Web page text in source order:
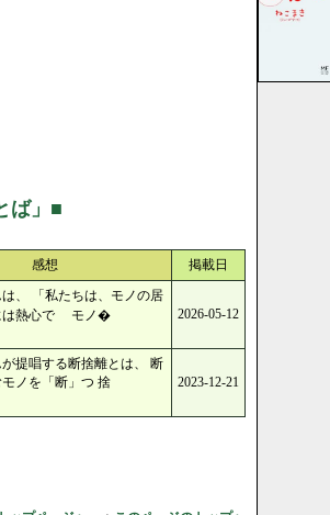
ば」■
感想
掲載日
、 「私たちは、モノの居
は熱心で モノ�
2026-05-12
提唱する断捨離とは、 断
ノを「断」つ 捨
2023-12-21